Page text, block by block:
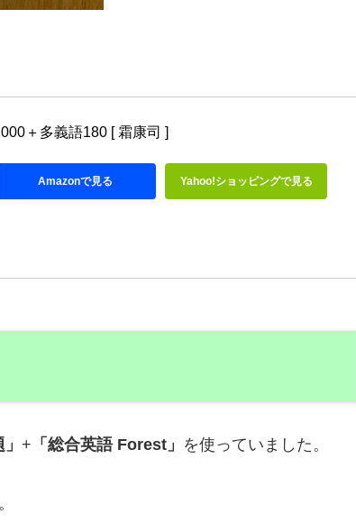
＋多義語180 [ 霜康司 ]
Amazonで見る Yahoo!ショッピングで見る
+ 「総合英語 Forest」 を使っていました。